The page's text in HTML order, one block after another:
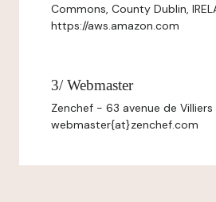
Commons, County Dublin,
https://aws.amazon.com
3/ Webmaster
Zenchef - 63 avenue de Villiers
webmaster{at}zenchef.com